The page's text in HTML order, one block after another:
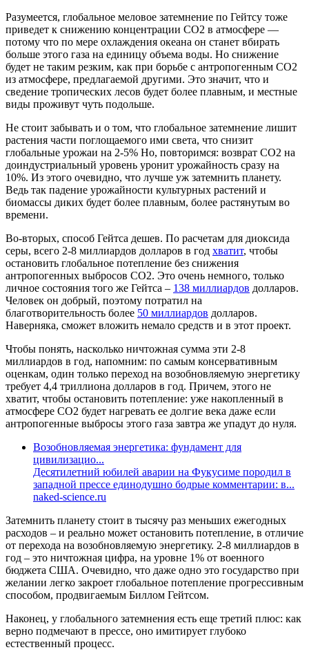
Разумеется, глобальное меловое затемнение по Гейтсу тоже
приведет к снижению концентрации СО2 в атмосфере —
потому что по мере охлаждения океана он станет вбирать
больше этого газа на единицу объема воды. Но снижение
будет не таким резким, как при борьбе с антропогенным СО2
из атмосфере, предлагаемой другими. Это значит, что и
сведение тропических лесов будет более плавным, и местные
виды проживут чуть подольше.
Не стоит забывать и о том, что глобальное затемнение лишит
растения части поглощаемого ими света, что снизит
глобальные урожаи на 2-5% Но, повторимся: возврат СО2 на
доиндустриальный уровень уронит урожайность сразу на
10%. Из этого очевидно, что лучше уж затемнить планету.
Ведь так падение урожайности культурных растений и
биомассы диких будет более плавным, более растянутым во
времени.
Во-вторых, способ Гейтса дешев. По расчетам для диоксида
серы, всего 2-8 миллиардов долларов в год хватит, чтобы
остановить глобальное потепление без снижения
антропогенных выбросов СО2. Это очень немного, только
личное состояния того же Гейтса – 138 миллиардов долларов.
Человек он добрый, поэтому потратил на
благотворительность более 50 миллиардов долларов.
Наверняка, сможет вложить немало средств и в этот проект.
Чтобы понять, насколько ничтожная сумма эти 2-8
миллиардов в год, напомним: по самым консервативным
оценкам, один только переход на возобновляемую энергетику
требует 4,4 триллиона долларов в год. Причем, этого не
хватит, чтобы остановить потепление: уже накопленный в
атмосфере СО2 будет нагревать ее долгие века даже если
антропогенные выбросы этого газа завтра же упадут до нуля.
Возобновляемая энергетика: фундамент для
цивилизацио...
Десятилетний юбилей аварии на Фукусиме породил в
западной прессе единодушно бодрые комментарии: в...
naked-science.ru
Затемнить планету стоит в тысячу раз меньших ежегодных
расходов – и реально может остановить потепление, в отличие
от перехода на возобновляемую энергетику. 2-8 миллиардов в
год – это ничтожная цифра, на уровне 1% от военного
бюджета США. Очевидно, что даже одно это государство при
желании легко закроет глобальное потепление прогрессивным
способом, продвигаемым Биллом Гейтсом.
Наконец, у глобального затемнения есть еще третий плюс: как
верно подмечают в прессе, оно имитирует глубоко
естественный процесс.